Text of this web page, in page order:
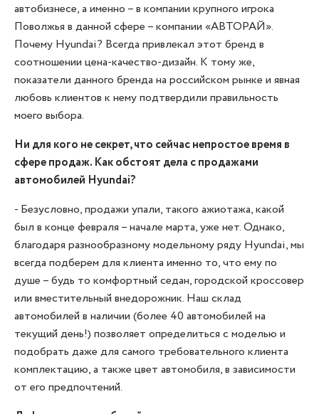
автобизнесе, а именно – в компании крупного игрока
Поволжья в данной сфере – компании «АВТОРАЙ».
Почему Hyundai? Всегда привлекал этот бренд в
соотношении цена-качество-дизайн. К тому же,
показатели данного бренда на российском рынке и явная
любовь клиентов к нему подтвердили правильность
моего выбора.
Ни для кого не секрет, что сейчас непростое время в
сфере продаж. Как обстоят дела с продажами
автомобилей Hyundai?
- Безусловно, продажи упали, такого ажиотажа, какой
был в конце февраля – начале марта, уже нет. Однако,
благодаря разнообразному модельному ряду Hyundai, мы
всегда подберем для клиента именно то, что ему по
душе – будь то комфортный седан, городской кроссовер
или вместительный внедорожник. Наш склад
автомобилей в наличии (более 40 автомобилей на
текущий день!) позволяет определиться с моделью и
подобрать даже для самого требовательного клиента
комплектацию, а также цвет автомобиля, в зависимости
от его предпочтений.